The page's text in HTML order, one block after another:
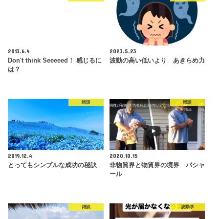
2013.6.4
Don't think Seeeeed！ 感じるに
は？
2023.5.23
波動の高い低いより あきらめ力
雑談
2019.12.4
とってもシンプルな成功の秘訣
雑談
2020.10.15
非物質界と物質界の境界 バシャ
ール
雑談 波動学